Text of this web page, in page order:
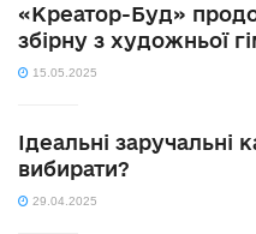
«Креатор-Буд»
збірну з художньої
15.05.2025
Ідеальні заручальні
вибирати?
29.04.2025